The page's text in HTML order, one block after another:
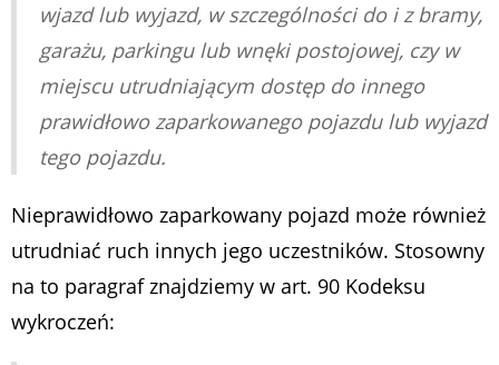
wjazd lub wyjazd, w szczególności do i z bramy,
garażu, parkingu lub wnęki postojowej, czy w
miejscu utrudniającym dostęp do innego
prawidłowo zaparkowanego pojazdu lub wyjazd
tego pojazdu.
Nieprawidłowo zaparkowany pojazd może również
utrudniać ruch innych jego uczestników. Stosowny
na to paragraf znajdziemy w art. 90 Kodeksu
wykroczeń: